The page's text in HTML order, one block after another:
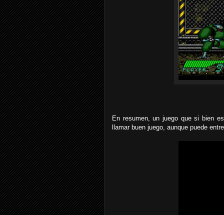
En resumen, un juego que si bien
llamar buen juego, aunque puede